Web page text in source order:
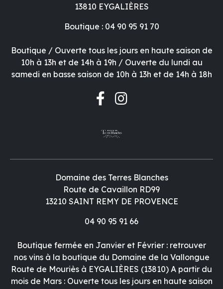
13810 EYGALIÈRES
Boutique : 04 90 95 91 70
Boutique / Ouverte tous les jours en haute saison de
10h à 13h et de 14h à 19h / Ouverte du lundi au
samedi en basse saison de 10h à 13h et de 14h à 18h
Domaine des Terres Blanches
Route de Cavaillon RD99
13210 SAINT REMY DE PROVENCE
04 90 95 91 66
Boutique fermée en Janvier et Février : retrouver
nos vins à la boutique du Domaine de la Vallongue
Route de Mouriès à EYGALIÈRES (13810) A partir du
mois de Mars : Ouverte tous les jours en haute saison